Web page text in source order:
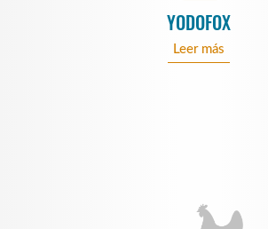
YODOFOX
Leer más